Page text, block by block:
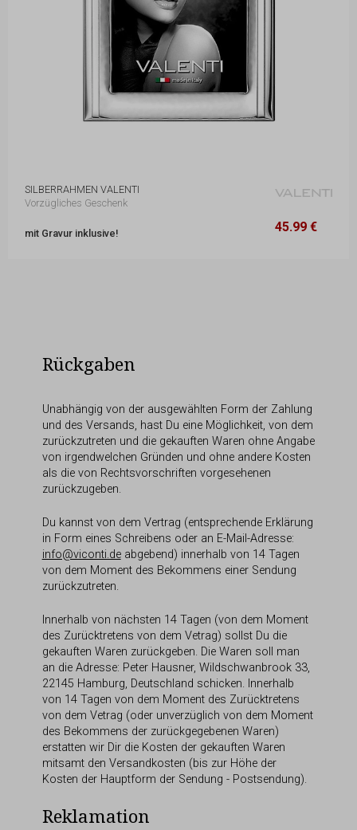
SILBERRAHMEN VALENTI
Vorzügliches Geschenk
mit Gravur inklusive! 45.99 €
13 x 17 cm 45.99 €
Rückgaben
Unabhängig von der ausgewählten Form der Zahlung
und des Versands, hast Du eine Möglichkeit, von dem
zurückzutreten und die gekauften Waren ohne Angabe
von irgendwelchen Gründen und ohne andere Kosten
als die von Rechtsvorschriften vorgesehenen
zurückzugeben.
Du kannst von dem Vertrag (entsprechende Erklärung
in Form eines Schreibens oder an E-Mail-Adresse:
info@viconti.deabgebend) innerhalb von 14 Tagen
von dem Moment des Bekommens einer Sendung
zurückzutreten.
Innerhalb von nächsten 14 Tagen (von dem Moment
des Zurücktretens von dem Vetrag) sollst Du die
gekauften Waren zurückgeben. Die Waren soll man
an die Adresse: Peter Hausner, Wildschwanbrook 33,
22145 Hamburg, Deutschland schicken. Innerhalb
von 14 Tagen von dem Moment des Zurücktretens
von dem Vetrag (oder unverzüglich von dem Moment
des Bekommens der zurückgegebenen Waren)
erstatten wir Dir die Kosten der gekauften Waren
mitsamt den Versandkosten (bis zur Höhe der
Kosten der Hauptform der Sendung - Postsendung).
Reklamation